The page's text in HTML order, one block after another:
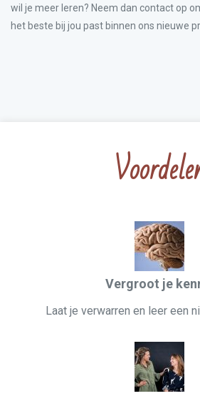
wil je meer leren? Neem dan contact op
het beste bij jou past binnen ons nieuwe
Vergroot je
Laat je verwarren en leer een